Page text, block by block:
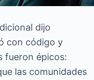
dijo
con código y
fueron épicos:
las comunidades